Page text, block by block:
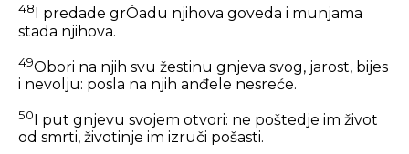
48
I predade grÓadu njihova goveda i munjama
stada njihova.
49Obori na njih svu žestinu gnjeva svog, jarost, bijes
i nevolju: posla na njih anđele nesreće.
50
I put gnjevu svojem otvori: ne poštedje im život
od smrti, životinje im izruči pošasti.